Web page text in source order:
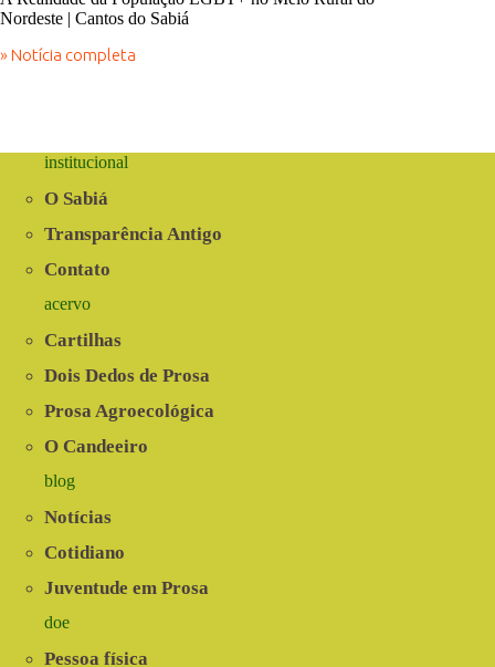
Nordeste | Cantos do Sabiá
» Notícia completa
A
no
Rural
Nordeste
Cantos
institucional
O Sabiá
Transparência Antigo
Contato
acervo
Cartilhas
Dois Dedos de Prosa
Prosa Agroecológica
O Candeeiro
blog
Notícias
Cotidiano
Juventude em Prosa
doe
Pessoa física